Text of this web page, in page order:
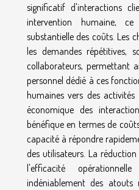
significatif d'interactions
intervention humaine,
substantielle des coûts. Les
les demandes répétitives,
collaborateurs, permettant
personnel dédié à ces
humaines vers des
économique des
bénéfique en termes de
capacité à répondre
des utilisateurs. La
l'efficacité
indéniablement des